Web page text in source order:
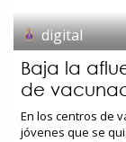
digital
Baja la
de
En los centros de
jóvenes que se